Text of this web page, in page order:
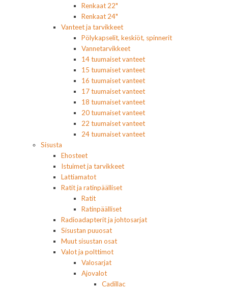
Renkaat 22"
Renkaat 24"
Vanteet ja tarvikkeet
Pölykapselit, keskiöt, spinnerit
Vannetarvikkeet
14 tuumaiset vanteet
15 tuumaiset vanteet
16 tuumaiset vanteet
17 tuumaiset vanteet
18 tuumaiset vanteet
20 tuumaiset vanteet
22 tuumaiset vanteet
24 tuumaiset vanteet
Sisusta
Ehosteet
Istuimet ja tarvikkeet
Lattiamatot
Ratit ja ratinpäälliset
Ratit
Ratinpäälliset
Radioadapterit ja johtosarjat
Sisustan puuosat
Muut sisustan osat
Valot ja polttimot
Valosarjat
Ajovalot
Cadillac